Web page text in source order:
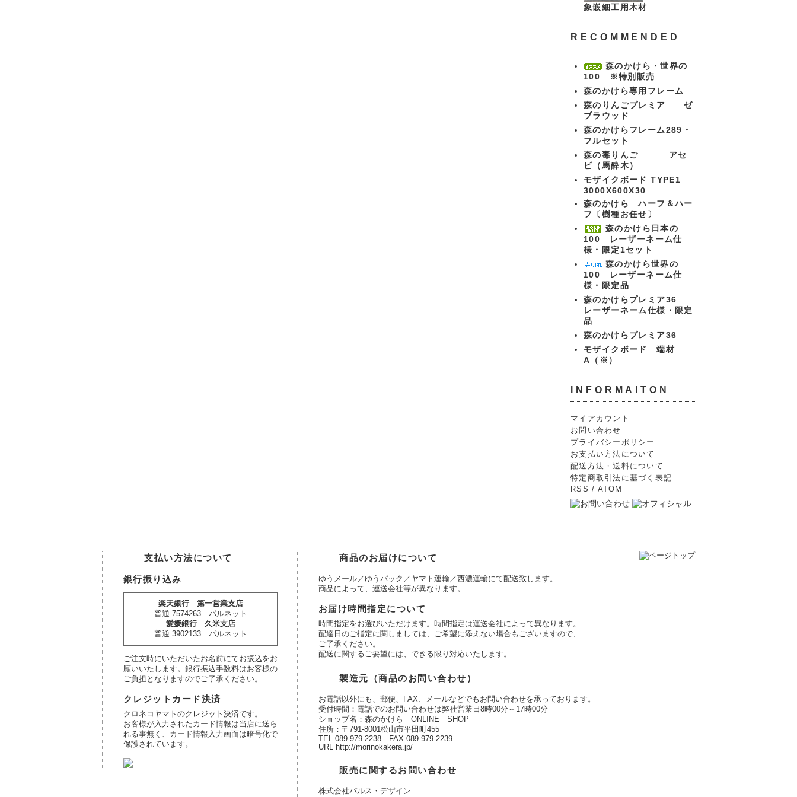
象嵌細工用木材
RECOMMENDED
森のかけら・世界の
100 ※特別販売
森のかけら専用フレーム
森のりんごプレミア ゼ
ブラウッド
森のかけらフレーム289・
フルセット
森の毒りんご アセ
ビ（馬酔木）
モザイクボード TYPE1
3000X600X30
森のかけら ハーフ＆ハー
フ〔樹種お任せ〕
森のかけら日本の
100 レーザーネーム仕
様・限定1セット
森のかけら世界の
100 レーザーネーム仕
様・限定品
森のかけらプレミア36
レーザーネーム仕様・限定
品
森のかけらプレミア36
モザイクボード 端材
A（※）
INFORMAITON
マイアカウント
お問い合わせ
プライバシーポリシー
お支払い方法について
配送方法・送料について
特定商取引法に基づく表記
RSS / ATOM
支払い方法について
銀行振り込み
楽天銀行 第一営業支店
普通 7574263 パルネット
愛媛銀行 久米支店
普通 3902133 パルネット
ご注文時にいただいたお名前にてお振込をお
願いいたします。銀行振込手数料はお客様の
ご負担となりますのでご了承ください。
クレジットカード決済
クロネコヤマトのクレジット決済です。
お客様が入力されたカード情報は当店に送ら
れる事無く、カード情報入力画面は暗号化で
保護されています。
商品のお届けについて
ゆうメール／ゆうパック／ヤマト運輸／西濃運輸にて配送致します。
商品によって、運送会社等が異なります。
お届け時間指定について
時間指定をお選びいただけます。時間指定は運送会社によって異なります。
配達日のご指定に関しましては、ご希望に添えない場合もございますので、
ご了承ください。
配送に関するご要望には、できる限り対応いたします。
製造元（商品のお問い合わせ）
お電話以外にも、郵便、FAX、メールなどでもお問い合わせを承っております。
受付時間：電話でのお問い合わせは弊社営業日8時00分～17時00分
ショップ名：森のかけら ONLINE SHOP
住所：〒791-8001松山市平田町455
TEL 089-979-2238 FAX 089-979-2239
URL http://morinokakera.jp/
販売に関するお問い合わせ
株式会社パルス・デザイン